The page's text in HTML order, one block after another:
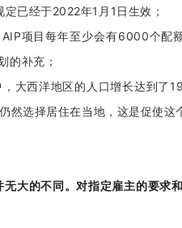
已经于2022年1月1日生效；
项目每年至少会有6000个配
的补充；
大西洋地区的人口增长达到了
然选择居住在当地，这是促使这
大的不同。对指定雇主的要求